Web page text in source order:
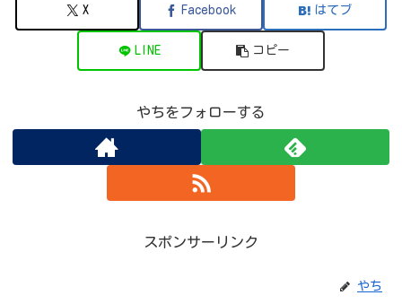
X Facebook はてブ
LINE コピー
やちをフォローする
スポンサーリンク
やち